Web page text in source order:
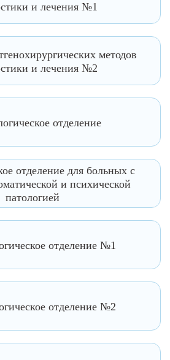
и лечения №1
методов
и лечения №2
отделение
отделение для больных с
и психической
патологией
отделение №1
отделение №2